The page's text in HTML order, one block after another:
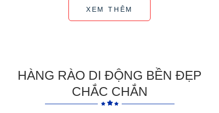
XEM THÊM
HÀNG RÀO DI ĐỘNG BỀN ĐẸP
CHẮC CHẮN